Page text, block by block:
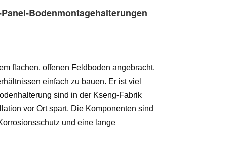
Bodenmontagehalterungen
flachen, offenen Feldboden angebracht.
einfach zu bauen. Er ist viel
sind in der Kseng-Fabrik
vor Ort spart. Die Komponenten sind
und eine lange